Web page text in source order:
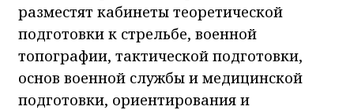
разместят кабинеты теоретической
подготовки к стрельбе, военной
топографии, тактической подготовки,
основ военной службы и медицинской
подготовки, ориентирования и